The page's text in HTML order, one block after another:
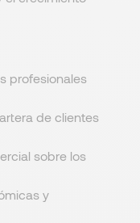
profesionales
de clientes
sobre los
y